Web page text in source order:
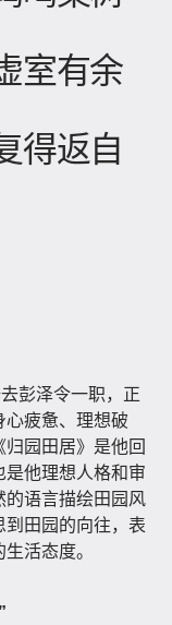
室有余
得返自
彭泽令一职，正
心疲惫、理想破
园田居》是他回
是他理想人格和审
的语言描绘田园风
田园的向往，表
活态度。